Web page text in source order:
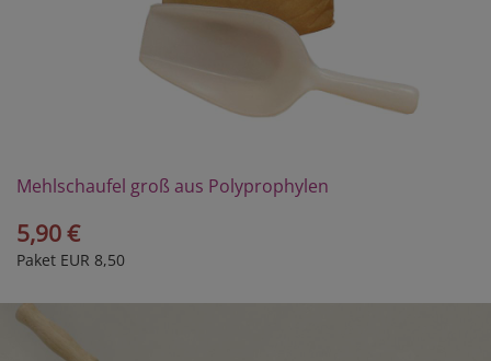
Mehlschaufel groß aus Polyprophylen
5,90 €
Paket EUR 8,50